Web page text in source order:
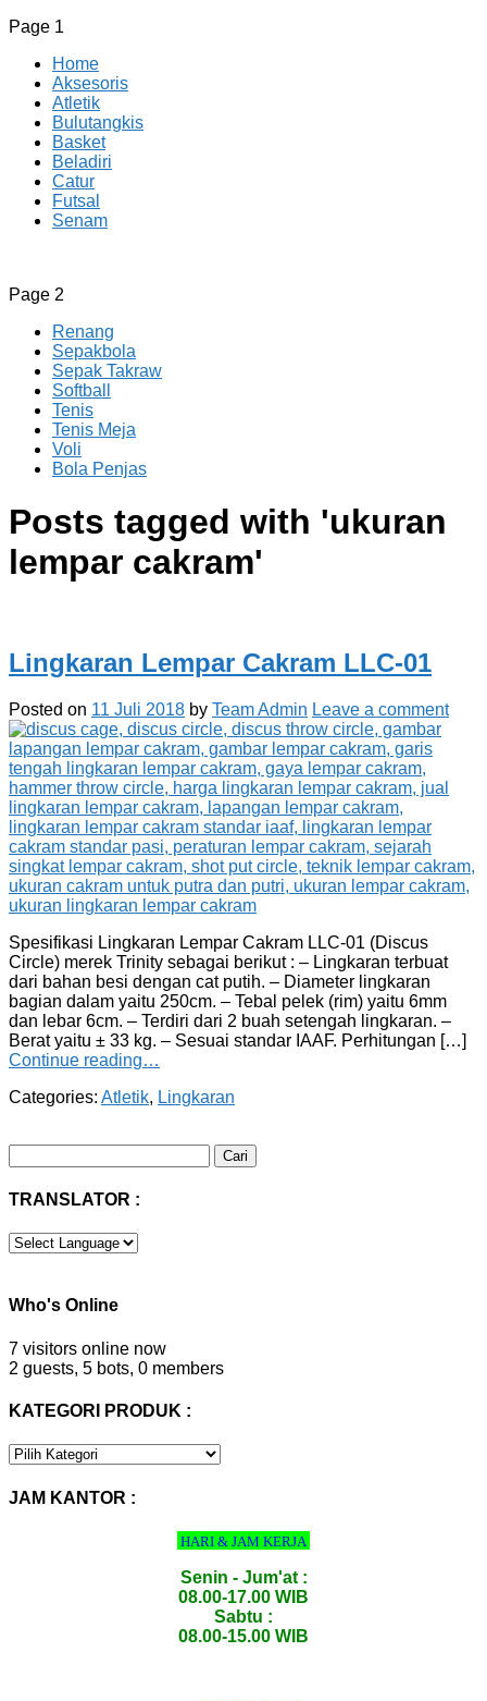
Page 1
Home
Aksesoris
Atletik
Bulutangkis
Basket
Beladiri
Catur
Futsal
Senam
CV JAYA BERSAMA Co Id
Menyediakan Semua Perlengkapan Olahraga Yang
Page 2
Renang
Sepakbola
Sepak Takraw
Softball
Tenis
Tenis Meja
Voli
Bola Penjas
Posts tagged with 'ukuran
lempar cakram'
Lingkaran Lempar Cakram LLC-01
Posted on 11 Juli 2018 by Team Admin Leave a comment
Spesifikasi Lingkaran Lempar Cakram LLC-01 (Discus
Circle) merek Trinity sebagai berikut : – Lingkaran terbuat
dari bahan besi dengan cat putih. – Diameter lingkaran
bagian dalam yaitu 250cm. – Tebal pelek (rim) yaitu 6mm
dan lebar 6cm. – Terdiri dari 2 buah setengah lingkaran. –
Berat yaitu ± 33 kg. – Sesuai standar IAAF. Perhitungan […]
Continue reading…
Categories: Atletik, Lingkaran
untuk:
TRANSLATOR :
Who's Online
7 visitors online now
2 guests, 5 bots, 0 members
KATEGORI PRODUK :
KATEGORI
JAM KANTOR :
HARI & JAM KERJA
Senin - Jum'at :
08.00-17.00 WIB
Sabtu :
08.00-15.00 WIB